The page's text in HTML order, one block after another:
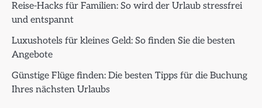
Reise-Hacks für Familien: So wird der Urlaub stressfrei
und entspannt
Luxushotels für kleines Geld: So finden Sie die besten
Angebote
Günstige Flüge finden: Die besten Tipps für die Buchung
Ihres nächsten Urlaubs